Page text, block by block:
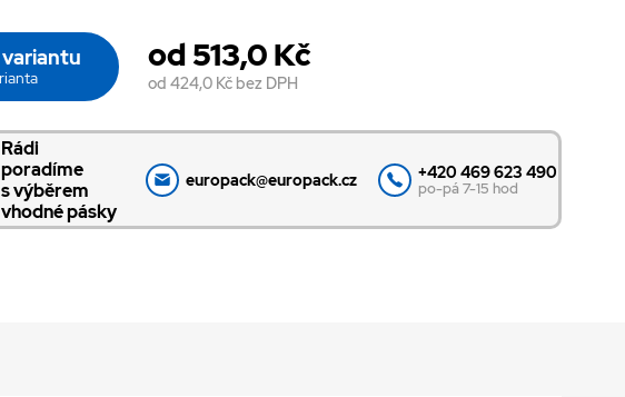
od 513,0 Kč
od 424,0 Kč bez DPH
Rádi
poradíme
s výběrem
vhodné pásky
europack@europack.cz +420 469 623 490
po-pá 7-15 hod